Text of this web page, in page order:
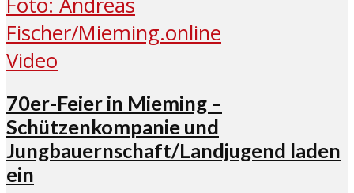
Video
70er-Feier in Mieming –
Schützenkompanie und
Jungbauernschaft/Landjugend laden
ein